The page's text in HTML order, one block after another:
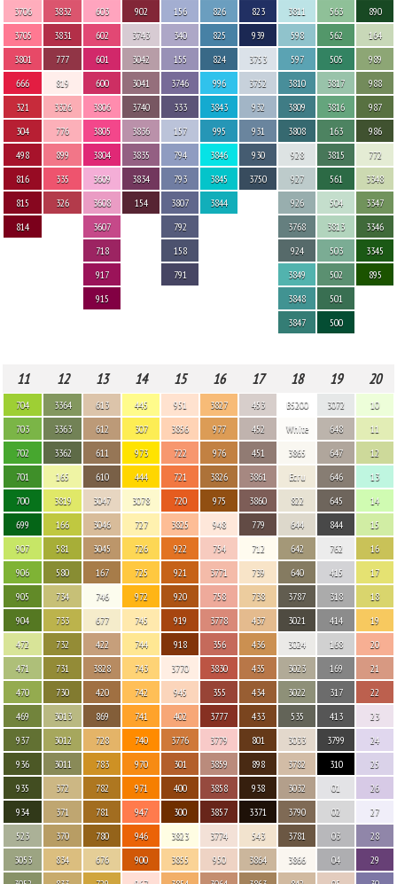
3706
3705
3801
666
321
304
498
816
815
814
3832
3831
777
819
3326
776
899
335
326
603
602
601
600
3806
3805
3804
3609
3608
3607
718
917
915
902
3743
3042
3041
3740
3836
3835
3834
154
156
340
155
3746
333
157
794
793
3807
792
158
791
826
825
824
996
3843
995
3846
3845
3844
823
939
3753
3752
932
931
930
3750
3811
598
597
3810
3809
3808
928
927
926
3768
924
3849
3848
3847
563
562
505
3817
3816
163
3815
561
504
3813
503
502
501
500
890
164
989
988
987
986
772
3348
3347
3346
3345
895
11 12 13 14 15 16 17 18 19 20
704
703
702
701
700
699
907
906
905
904
472
471
470
469
937
936
935
934
523
3053
3364
3363
3362
165
3819
166
581
580
734
733
732
731
730
3013
3012
3011
372
371
370
834
613
612
611
610
3047
3046
3045
167
746
677
422
3828
420
869
728
783
782
781
780
676
445
307
973
444
3078
727
726
725
972
745
744
743
742
741
740
970
971
947
946
900
951
3856
722
721
720
3825
922
921
920
919
918
3770
945
402
3776
301
400
300
3823
3855
3827
977
976
3826
975
948
754
3771
758
3778
356
3830
355
3777
3779
3859
3858
3857
3774
950
453
452
451
3861
3860
779
712
739
738
437
436
435
434
433
801
898
938
3371
543
3864
B5200
White
3865
Ecru
822
644
642
640
3787
3021
3024
3023
3022
535
3033
3782
3032
3790
3781
3866
3072
648
647
646
645
844
762
415
318
414
168
169
317
413
3799
310
01
02
03
04
10
11
12
13
14
15
16
17
18
19
20
21
22
23
24
25
26
27
28
29